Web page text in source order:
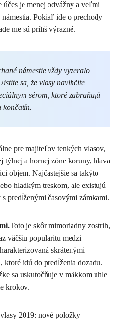
účes je menej odvážny a veľmi
Pokiaľ ide o prechody
nie sú príliš výrazné.
námestie vždy vyzeralo
sa, že vlasy navlhčite
sérom, ktoré zabraňujú
končatín.
pre majiteľov tenkých vlasov,
týlnej a hornej zóne koruny, hlava
objem. Najčastejšie sa takýto
hladkým treskom, ale existujú
predĺženými časovými zámkami.
Toto je skôr mimoriadny zostrih,
väčšiu popularitu medzi
skrátenými
ktoré idú do predĺženia dozadu.
sa uskutočňuje v mäkkom uhle
krokov.
2019: nové položky